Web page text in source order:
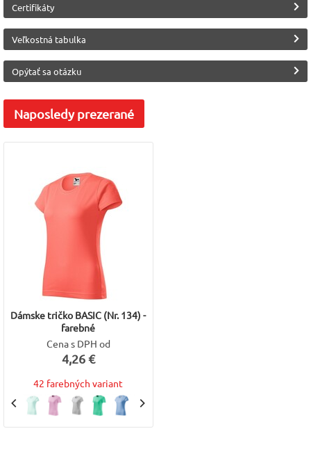
Certifikáty
Veľkostná tabulka
Opýtať sa otázku
Naposledyprezerané
Dámske tričko BASIC (Nr. 134) -
farebné
Cena s DPH od
4,26 €
42 farebných variant